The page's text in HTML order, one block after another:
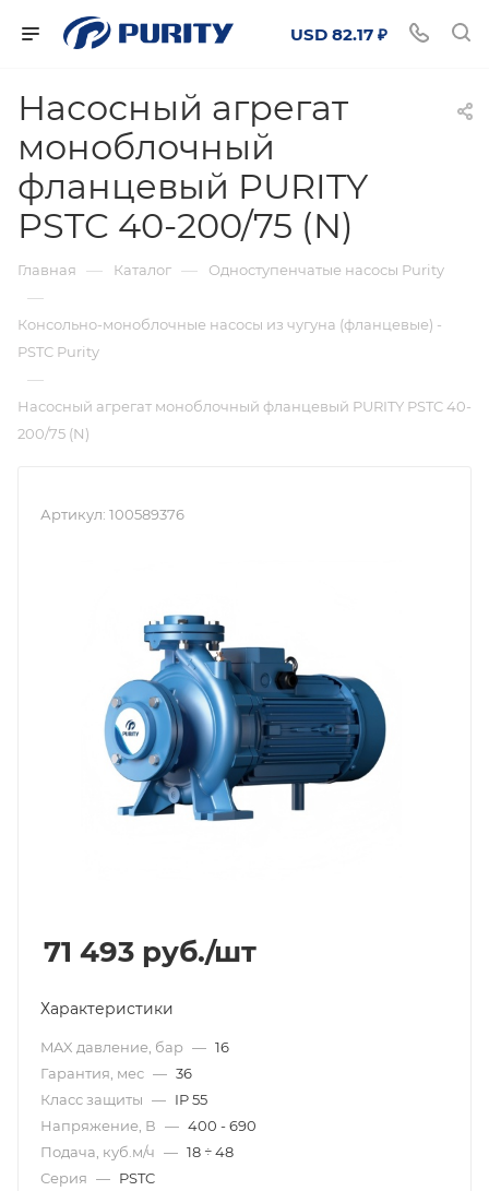
USD 82.17 ₽
Насосный агрегат
моноблочный
фланцевый PURITY
PSTC 40-200/75 (N)
Главная — Каталог — Одноступенчатые насосы Purity
—
Консольно-моноблочные насосы из чугуна (фланцевые) -
PSTC Purity
—
Насосный агрегат моноблочный фланцевый PURITY PSTC 40-
200/75 (N)
Артикул: 100589376
71 493 руб./шт
Характеристики
MAX давление, бар — 16
Гарантия, мес — 36
Класс защиты — IP 55
Напряжение, В — 400 - 690
Подача, куб.м/ч — 18 ÷ 48
Серия — PSTC